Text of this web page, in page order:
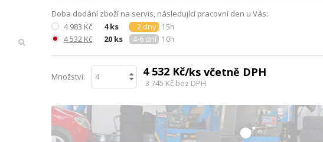
Doba dodání zboží na servis, následující pracovní den u Vás:
4 983 Kč
4 ks 2 dny 15h
4 532 Kč 20 ks 4-6 dní 10h
Množství: 4 532 Kč/ks včetně DPH
3 745 Kč bez DPH